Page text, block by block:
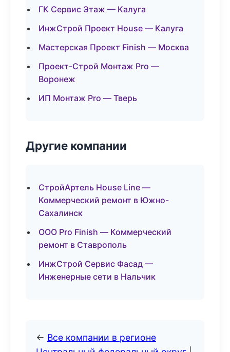
ГК Сервис Этаж — Калуга
ИнжСтрой Проект House — Калуга
Мастерская Проект Finish — Москва
Проект-Строй Монтаж Pro —
Воронеж
ИП Монтаж Pro — Тверь
Другие компании
СтройАртель House Line —
Коммерческий ремонт в Южно-
Сахалинск
ООО Pro Finish — Коммерческий
ремонт в Ставрополь
ИнжСтрой Сервис Фасад —
Инженерные сети в Нальчик
← Все компании в регионе